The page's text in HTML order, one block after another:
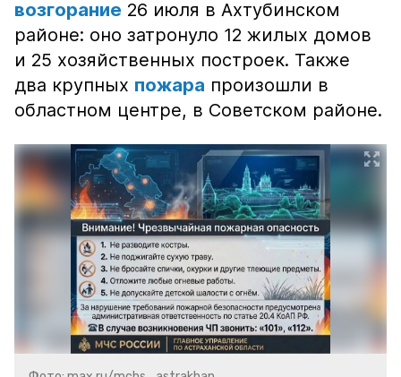
возгорание 26 июля в Ахтубинском
районе: оно затронуло 12 жилых домов
и 25 хозяйственных построек. Также
два крупных пожара произошли в
областном центре, в Советском районе.